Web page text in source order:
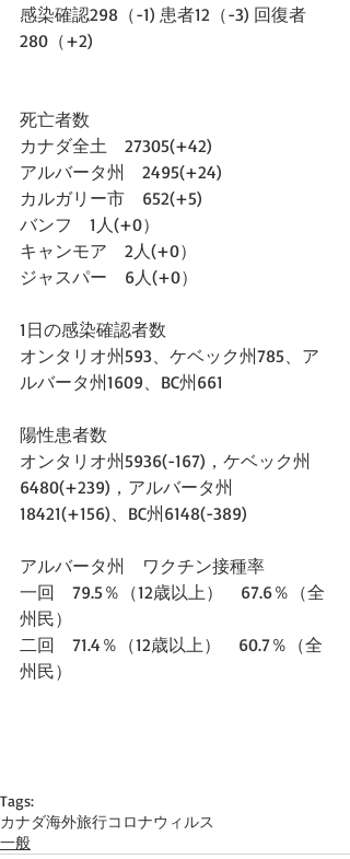
感染確認298（-1) 患者12（-3) 回復者
280（+2)
死亡者数
カナダ全土　27305(+42)
アルバータ州　2495(+24)
カルガリー市　652(+5)
バンフ　1人(+0）
キャンモア　2人(+0）
ジャスパー　6人(+0）
1日の感染確認者数
オンタリオ州593、ケベック州785、ア
ルバータ州1609、BC州661
陽性患者数
オンタリオ州5936(-167)，ケベック州
6480(+239)，アルバータ州
18421(+156)、BC州6148(-389)
アルバータ州　ワクチン接種率
一回　79.5％（12歳以上）　67.6％（全
州民）
二回　71.4％（12歳以上）　60.7％（全
州民）
Tags:
カナダ海外旅行コロナウィルス
一般